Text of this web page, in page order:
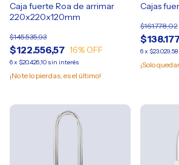
Caja fuerte Roa de arrimar
220x220x120mm
$122.556,57
$145.535,93
16% OFF
6x $20.426,10 sin interés
¡No te lo pierdas, es el último!
Cajas
$161.778,02
6x $23.029,58
¡Solo